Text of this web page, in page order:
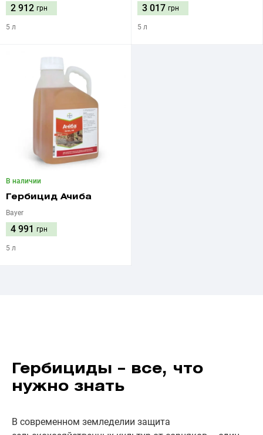
2 912 грн
5 л
3 017 грн
5 л
В наличии
Гербицид Ачиба
Bayer
4 991 грн
5 л
Гербициды – все, что
нужно знать
В современном земледелии защита